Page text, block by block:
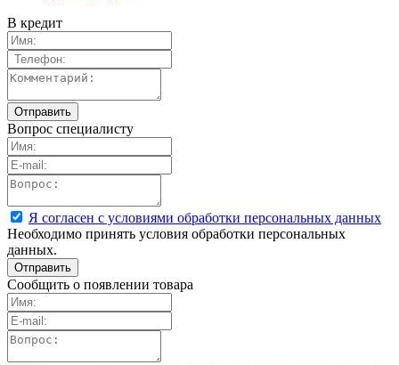
В кредит
Вопрос специалисту
Я согласен с условиями обработки персональных данных
Необходимо принять условия обработки персональных
данных.
Сообщить о появлении товара